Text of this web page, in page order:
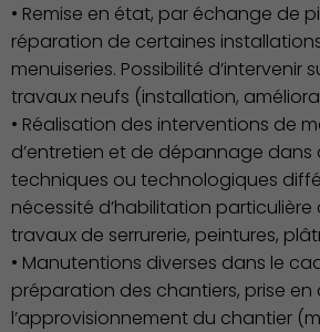
• Remise en état, par échange de
réparation de certaines
menuiseries. Possibilité d’intervenir
travaux neufs (installation,
• Réalisation des interventions de
d’entretien et de dépannage dans
techniques ou technologiques
nécessité d’habilitation
travaux de serrurerie, peintures,
• Manutentions diverses dans le
préparation des chantiers, prise
l’approvisionnement du chantier